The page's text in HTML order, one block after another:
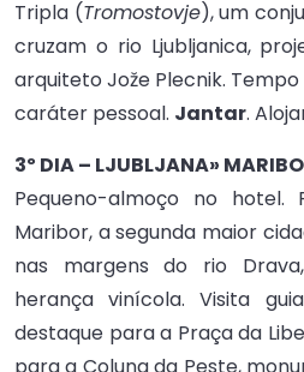
Tripla (Tromostovje), um
cruzam o rio Ljubljanica,
arquiteto Jože Plecnik.
caráter pessoal. Jantar.
3º DIA – LJUBLJANA»
Pequeno-almoço no
Maribor, a segunda maior
nas margens do rio
herança vinícola. Visita
destaque para a Praça da